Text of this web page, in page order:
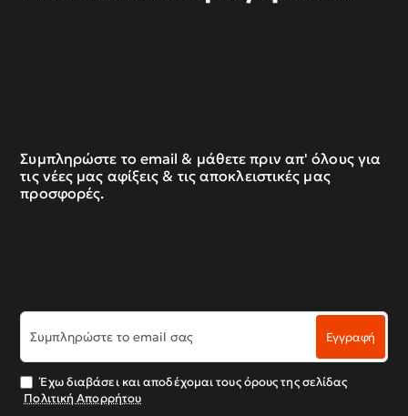
Συμπληρώστε το email & μάθετε πριν απ' όλους για
τις νέες μας αφίξεις & τις αποκλειστικές μας
προσφορές.
Συμπληρώστε
το
email
σας
Εγγραφή
Έχω διαβάσει και αποδέχομαι τους όρους της σελίδας
Πολιτική Απορρήτου